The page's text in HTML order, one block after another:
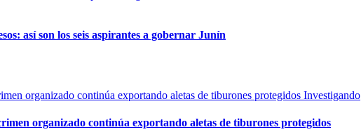
así son los seis aspirantes a gobernar Junín
Investigando
organizado continúa exportando aletas de tiburones protegidos